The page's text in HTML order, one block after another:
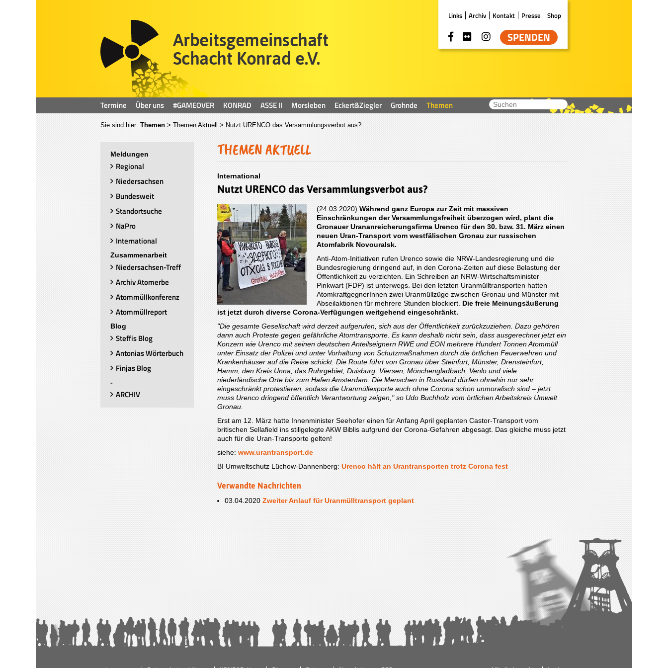
Links Archiv Kontakt Presse Shop
SPENDEN
Termine Über uns #GAMEOVER KONRAD ASSE II Morsleben Eckert&Ziegler Grohnde Themen
Sie sind hier: Themen > Themen Aktuell > Nutzt URENCO das Versammlungsverbot aus?
Meldungen
Regional
Niedersachsen
Bundesweit
Standortsuche
NaPro
International
Zusammenarbeit
Niedersachsen-Treff
Archiv Atomerbe
Atommüllkonferenz
Atommüllreport
Blog
Steffis Blog
Antonias Wörterbuch
Finjas Blog
-
ARCHIV
THEMEN AKTUELL
International
Nutzt URENCO das Versammlungsverbot aus?
(24.03.2020) Während ganz Europa zur Zeit mit massiven
Einschränkungen der Versammlungsfreiheit überzogen wird, plant die
Gronauer Urananreicherungsfirma Urenco für den 30. bzw. 31. März einen
neuen Uran-Transport vom westfälischen Gronau zur russischen
Atomfabrik Novouralsk.
Anti-Atom-Initiativen rufen Urenco sowie die NRW-Landesregierung und die
Bundesregierung dringend auf, in den Corona-Zeiten auf diese Belastung der
Öffentlichkeit zu verzichten. Ein Schreiben an NRW-Wirtschaftsminister
Pinkwart (FDP) ist unterwegs. Bei den letzten Uranmülltransporten hatten
AtomkraftgegnerInnen zwei Uranmüllzüge zwischen Gronau und Münster mit
Abseilaktionen für mehrere Stunden blockiert. Die freie Meinungsäußerung
ist jetzt durch diverse Corona-Verfügungen weitgehend eingeschränkt.
"Die gesamte Gesellschaft wird derzeit aufgerufen, sich aus der Öffentlichkeit zurückzuziehen. Dazu gehören
dann auch Proteste gegen gefährliche Atomtransporte. Es kann deshalb nicht sein, dass ausgerechnet jetzt ein
Konzern wie Urenco mit seinen deutschen Anteilseignern RWE und EON mehrere Hundert Tonnen Atommüll
unter Einsatz der Polizei und unter Vorhaltung von Schutzmaßnahmen durch die örtlichen Feuerwehren und
Krankenhäuser auf die Reise schickt. Die Route führt von Gronau über Steinfurt, Münster, Drensteinfurt,
Hamm, den Kreis Unna, das Ruhrgebiet, Duisburg, Viersen, Mönchengladbach, Venlo und viele
niederländische Orte bis zum Hafen Amsterdam. Die Menschen in Russland dürfen ohnehin nur sehr
eingeschränkt protestieren, sodass die Uranmüllexporte auch ohne Corona schon unmoralisch sind – jetzt
muss Urenco dringend öffentlich Verantwortung zeigen," so Udo Buchholz vom örtlichen Arbeitskreis Umwelt
Gronau.
Erst am 12. März hatte Innenminister Seehofer einen für Anfang April geplanten Castor-Transport vom
britischen Sellafield ins stillgelegte AKW Biblis aufgrund der Corona-Gefahren abgesagt. Das gleiche muss jetzt
auch für die Uran-Transporte gelten!
siehe: www.urantransport.de
BI Umweltschutz Lüchow-Dannenberg: Urenco hält an Urantransporten trotz Corona fest
Verwandte Nachrichten
03.04.2020 Zweiter Anlauf für Uranmülltransport geplant